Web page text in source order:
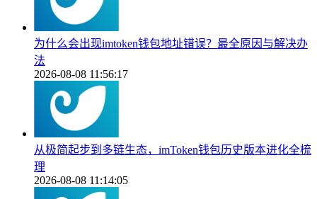
为什么会出现imtoken钱包地址错误？最全原因与解决办
法
2026-08-08 11:56:17
从极简起步到多链生态，imToken钱包历史版本进化全梳
理
2026-08-08 11:14:05